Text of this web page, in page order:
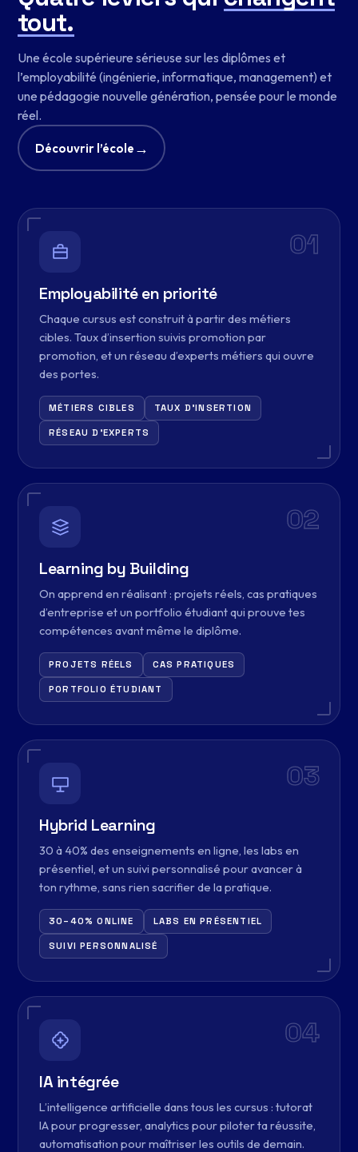
tout.
Une école supérieure sérieuse sur les diplômes et
l’employabilité (ingénierie, informatique, management) et
une pédagogie nouvelle génération, pensée pour le monde
réel.
Découvrir l’école →
01
Employabilité en priorité
Chaque cursus est construit à partir des métiers
cibles. Taux d’insertion suivis promotion par
promotion, et un réseau d’experts métiers qui ouvre
des portes.
MÉTIERS CIBLES TAUX D’INSERTION
RÉSEAU D’EXPERTS
02
Learning by Building
On apprend en réalisant : projets réels, cas pratiques
d’entreprise et un portfolio étudiant qui prouve tes
compétences avant même le diplôme.
PROJETS RÉELS CAS PRATIQUES
PORTFOLIO ÉTUDIANT
03
Hybrid Learning
30 à 40% des enseignements en ligne, les labs en
présentiel, et un suivi personnalisé pour avancer à
ton rythme, sans rien sacrifier de la pratique.
30–40% ONLINE LABS EN PRÉSENTIEL
SUIVI PERSONNALISÉ
04
IA intégrée
L’intelligence artificielle dans tous les cursus : tutorat
IA pour progresser, analytics pour piloter ta réussite,
automatisation pour maîtriser les outils de demain.